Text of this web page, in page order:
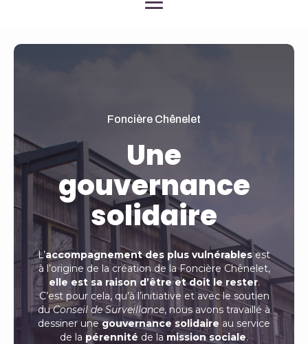
Foncière Chênelet
Une
gouvernance
solidaire
L’accompagnement des plus vulnérablesest
à l’origine de la création de la Foncière Chênelet,
elle est sa raison d’être et doit le rester.
C’est pour cela, qu’à l’initiative et avec le soutien
duConseil de Surveillance, nous avons travaillé à
dessiner unegouvernance solidaire au service
de la pérennité de lamission sociale.